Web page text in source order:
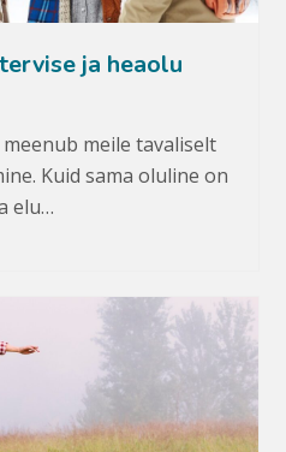
ja heaolu
meile tavaliselt
Kuid sama oluline on
elu…